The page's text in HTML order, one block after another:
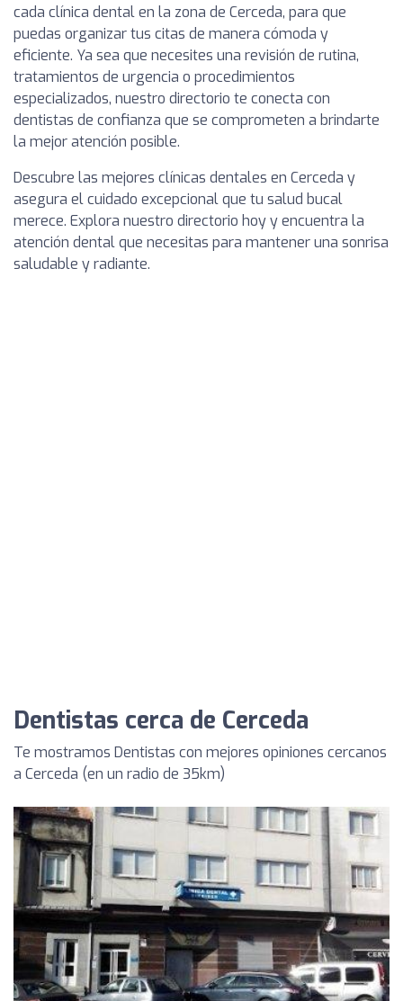
cada clínica dental en la zona de Cerceda, para que
puedas organizar tus citas de manera cómoda y
eficiente. Ya sea que necesites una revisión de rutina,
tratamientos de urgencia o procedimientos
especializados, nuestro directorio te conecta con
dentistas de confianza que se comprometen a brindarte
la mejor atención posible.
Descubre las mejores clínicas dentales en Cerceda y
asegura el cuidado excepcional que tu salud bucal
merece. Explora nuestro directorio hoy y encuentra la
atención dental que necesitas para mantener una sonrisa
saludable y radiante.
Dentistas cerca de Cerceda
Te mostramos Dentistas con mejores opiniones cercanos
a Cerceda (en un radio de 35km)